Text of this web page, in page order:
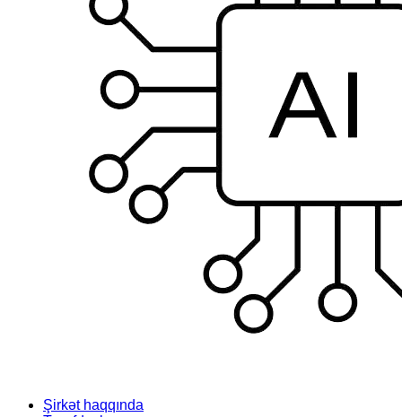
Şirkət haqqında